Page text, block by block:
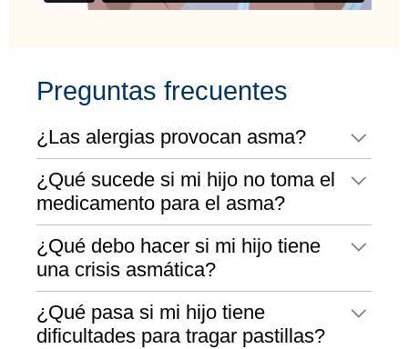
Preguntas frecuentes
¿Las alergias provocan asma?
¿Qué sucede si mi hijo no toma el
medicamento para el asma?
¿Qué debo hacer si mi hijo tiene
una crisis asmática?
¿Qué pasa si mi hijo tiene
dificultades para tragar pastillas?